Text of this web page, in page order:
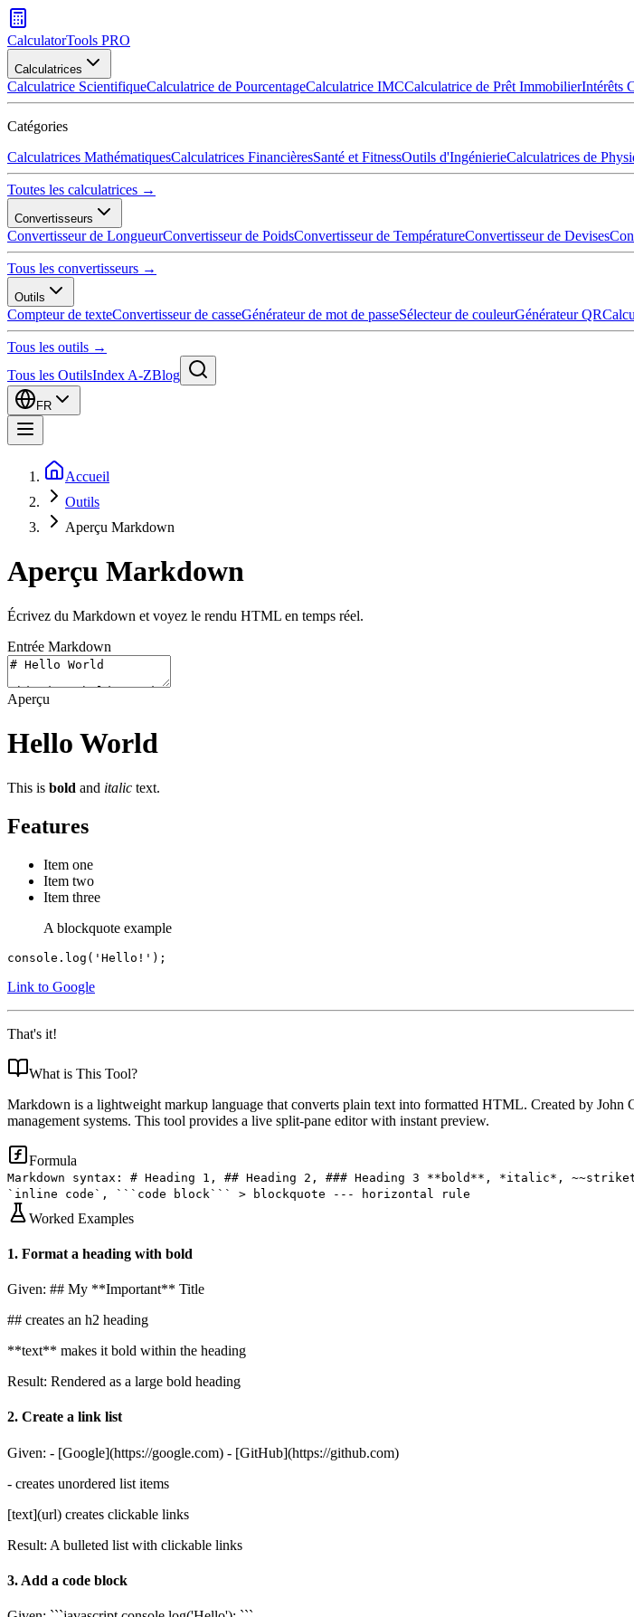
CalculatorTools PRO
Calculatrices
Calculatrice ScientifiqueCalculatrice de PourcentageCalculatrice IMCCalculatrice de Prêt ImmobilierIntérêts
Catégories
Calculatrices MathématiquesCalculatrices FinancièresSanté et FitnessOutils d'IngénierieCalculatrices de
Toutes les calculatrices →
Convertisseurs
Convertisseur de LongueurConvertisseur de PoidsConvertisseur de TempératureConvertisseur de Devises
Tous les convertisseurs →
Outils
Compteur de texteConvertisseur de casseGénérateur de mot de passeSélecteur de couleurGénérateur QR
Tous les outils →
Tous les OutilsIndex A-ZBlog
FR
Accueil
Outils
Aperçu Markdown
Aperçu Markdown
Écrivez du Markdown et voyez le rendu HTML en temps réel.
Entrée Markdown
Aperçu
Hello World
This is bold and italic text.
Features
Item one
Item two
Item three
A blockquote example
console.log('Hello!');
Link to Google
That's it!
What is This Tool?
Markdown is a lightweight markup language that converts plain text into formatted HTML. Created by
management systems. This tool provides a live split-pane editor with instant preview.
Formula
Markdown syntax: # Heading 1, ## Heading 2, ### Heading 3 **bold**, *italic*,
`inline code`, ```code block``` > blockquote --- horizontal rule
Worked Examples
1. Format a heading with bold
Given: ## My **Important** Title
## creates an h2 heading
**text** makes it bold within the heading
Result: Rendered as a large bold heading
2. Create a link list
Given: - [Google](https://google.com) - [GitHub](https://github.com)
- creates unordered list items
[text](url) creates clickable links
Result: A bulleted list with clickable links
3. Add a code block